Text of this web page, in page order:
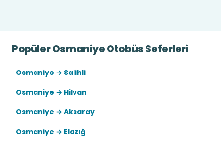
Popüler Osmaniye Otobüs Seferleri
Osmaniye → Salihli
Osmaniye → Hilvan
Osmaniye → Aksaray
Osmaniye → Elazığ